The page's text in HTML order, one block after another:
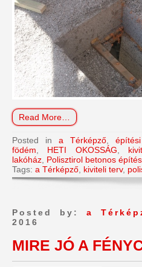
Read More…
Posted in a Térképző
födém
HETI OKOSSÁG
lakóház Polisztirol betonos
Tags: a Térképző kiviteli terv,
Posted by:a
2016
MIRE JÓ A